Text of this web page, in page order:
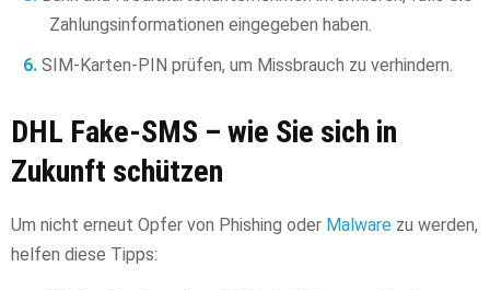
Zahlungsinformationen eingegeben haben.
SIM-Karten-PIN prüfen, um Missbrauch zu verhindern.
DHL Fake-SMS – wie Sie sich in
Zukunft schützen
Um nicht erneut Opfer von Phishing oder Malware zu werden,
helfen diese Tipps: